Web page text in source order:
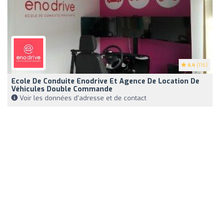
4.4 (116)
Ecole De Conduite Enodrive Et Agence De Location De
Véhicules Double Commande
Voir les données d'adresse et de contact